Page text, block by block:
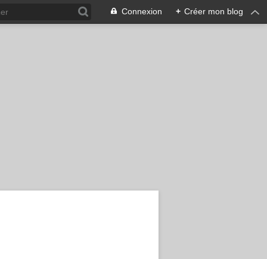
Connexion + Créer mon blog